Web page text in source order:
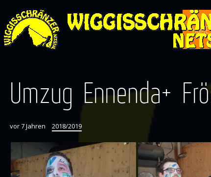
HOME
Umzug Ennenda+
vor 7 Jahren 2018/2019